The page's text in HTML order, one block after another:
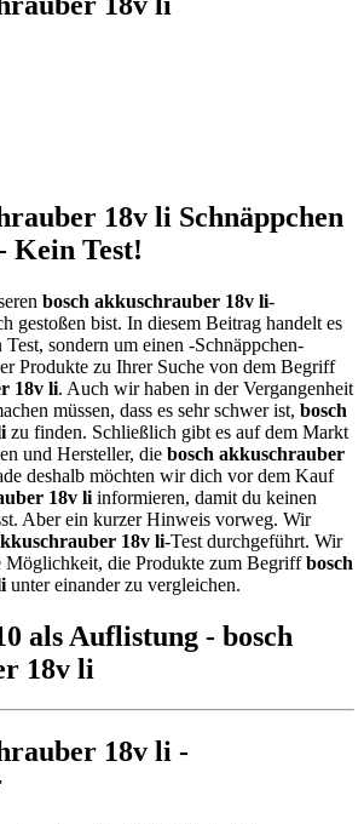
18v li Schnäppchen
Kein Test!
bosch akkuschrauber 18v li-
gestoßen bist. In diesem Beitrag handelt es
sondern um einen -Schnäppchen-
Produkte zu Ihrer Suche von dem Begriff
18v li. Auch wir haben in der Vergangenheit
müssen, dass es sehr schwer ist, bosch
zu finden. Schließlich gibt es auf dem Markt
und Hersteller, die bosch akkuschrauber
deshalb möchten wir dich vor dem Kauf
18v li informieren, damit du keinen
Aber ein kurzer Hinweis vorweg. Wir
18v li-Test durchgeführt. Wir
Möglichkeit, die Produkte zum Begriffbosch
unter einander zu vergleichen.
als Auflistung - bosch
18v li
18v li -